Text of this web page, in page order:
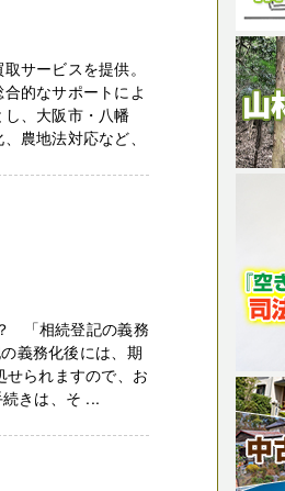
サービスを提供。
的なサポートによ
、大阪市・八幡
農地法対応など、
「相続登記の義務
義務化後には、期
られますので、お
きは、そ ...